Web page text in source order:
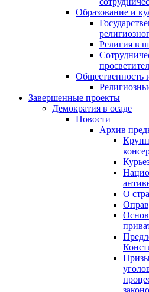
Образование и
Религия в
Завершенные проекты
Демократия в осаде
Новости
Архив
О